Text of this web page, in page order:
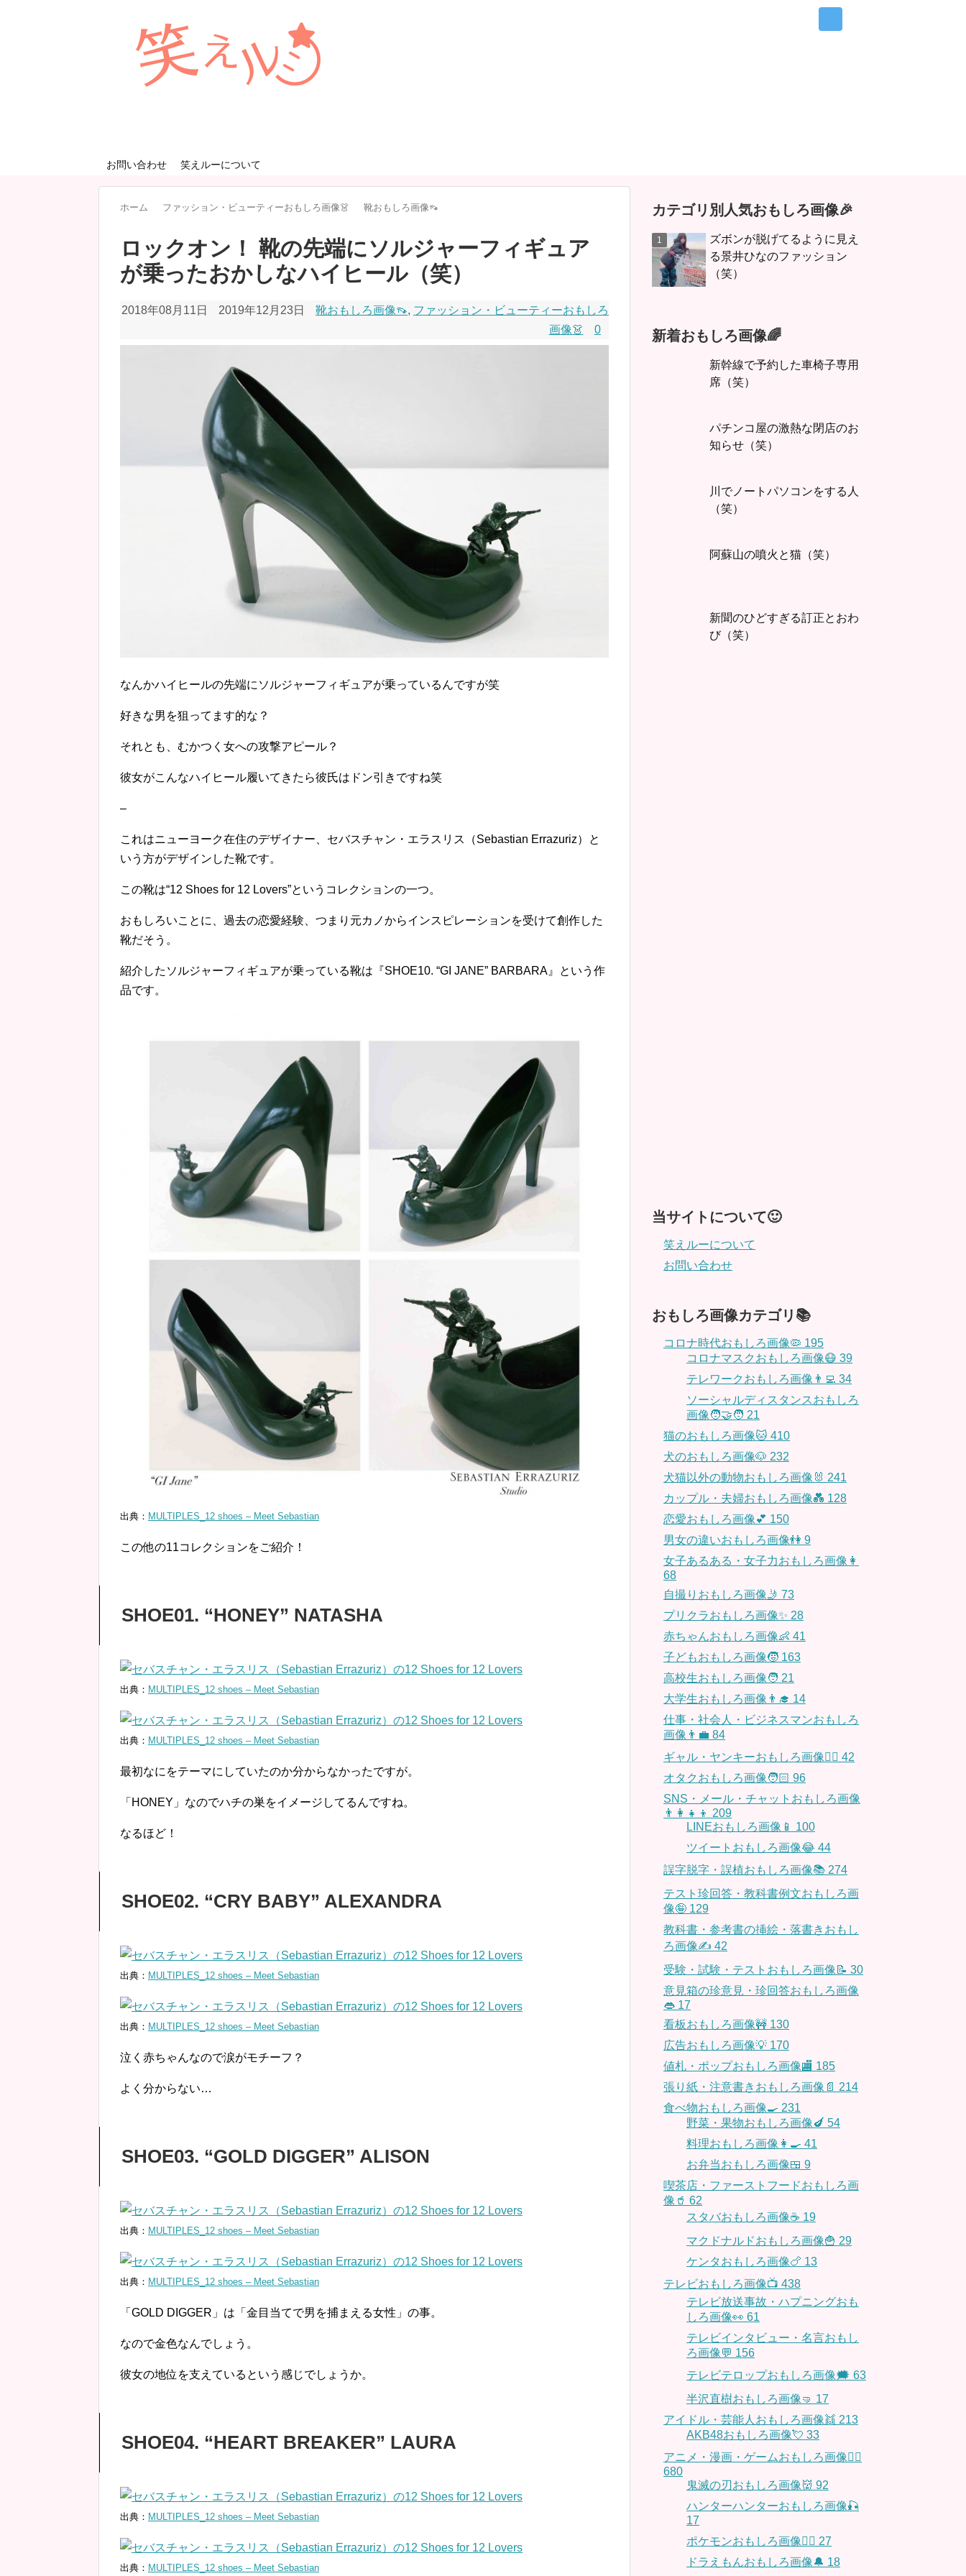
お問い合わせ 笑えルーについて
ホーム ファッション・ビューティーおもしろ画像👗 靴おもしろ画像👡
ロックオン！ 靴の先端にソルジャーフィギュア
が乗ったおかしなハイヒール（笑）
2018年08月11日 2019年12月23日 靴おもしろ画像👡, ファッション・ビューティーおもしろ
画像👗
0
なんかハイヒールの先端にソルジャーフィギュアが乗っているんですが笑
好きな男を狙ってます的な？
それとも、むかつく女への攻撃アピール？
彼女がこんなハイヒール履いてきたら彼氏はドン引きですね笑
–
これはニューヨーク在住のデザイナー、セバスチャン・エラスリス（Sebastian Errazuriz）と
いう方がデザインした靴です。
この靴は“12 Shoes for 12 Lovers”というコレクションの一つ。
おもしろいことに、過去の恋愛経験、つまり元カノからインスピレーションを受けて創作した
靴だそう。
紹介したソルジャーフィギュアが乗っている靴は『SHOE10. “GI JANE” BARBARA』という作
品です。
出典： MULTIPLES_12 shoes – Meet Sebastian
この他の11コレクションをご紹介！
SHOE01. “HONEY” NATASHA
出典： MULTIPLES_12 shoes – Meet Sebastian
出典： MULTIPLES_12 shoes – Meet Sebastian
最初なにをテーマにしていたのか分からなかったですが。
「HONEY」なのでハチの巣をイメージしてるんですね。
なるほど！
SHOE02. “CRY BABY” ALEXANDRA
出典： MULTIPLES_12 shoes – Meet Sebastian
出典： MULTIPLES_12 shoes – Meet Sebastian
泣く赤ちゃんなので涙がモチーフ？
よく分からない…
SHOE03. “GOLD DIGGER” ALISON
出典： MULTIPLES_12 shoes – Meet Sebastian
出典： MULTIPLES_12 shoes – Meet Sebastian
「GOLD DIGGER」は「金目当てで男を捕まえる女性」の事。
なので金色なんでしょう。
彼女の地位を支えているという感じでしょうか。
SHOE04. “HEART BREAKER” LAURA
出典： MULTIPLES_12 shoes – Meet Sebastian
出典： MULTIPLES_12 shoes – Meet Sebastian
カテゴリ別人気おもしろ画像🎉
ズボンが脱げてるように見え
る景井ひなのファッション
（笑）
新着おもしろ画像🌈
新幹線で予約した車椅子専用
席（笑）
パチンコ屋の激熱な閉店のお
知らせ（笑）
川でノートパソコンをする人
（笑）
阿蘇山の噴火と猫（笑）
新聞のひどすぎる訂正とおわ
び（笑）
当サイトについて🙂
笑えルーについて
お問い合わせ
おもしろ画像カテゴリ📚
コロナ時代おもしろ画像🦠 195
コロナマスクおもしろ画像😷 39
テレワークおもしろ画像👨‍💻 34
ソーシャルディスタンスおもしろ
画像🧑‍🤝‍🧑 21
猫のおもしろ画像🐱 410
犬のおもしろ画像🐶 232
犬猫以外の動物おもしろ画像🐰 241
カップル・夫婦おもしろ画像💑 128
恋愛おもしろ画像💕 150
男女の違いおもしろ画像👫 9
女子あるある・女子力おもしろ画像👩
68
自撮りおもしろ画像🤳 73
プリクラおもしろ画像✨ 28
赤ちゃんおもしろ画像👶 41
子どもおもしろ画像🧒 163
高校生おもしろ画像🧑 21
大学生おもしろ画像👨‍🎓 14
仕事・社会人・ビジネスマンおもしろ
画像👨‍💼 84
ギャル・ヤンキーおもしろ画像👱‍♀️ 42
オタクおもしろ画像🧑🏻 96
SNS・メール・チャットおもしろ画像
👨‍👩‍👧‍👦 209
LINEおもしろ画像📱 100
ツイートおもしろ画像😂 44
誤字脱字・誤植おもしろ画像📚 274
テスト珍回答・教科書例文おもしろ画
像🤪 129
教科書・参考書の挿絵・落書きおもし
ろ画像✍️ 42
受験・試験・テストおもしろ画像📝 30
意見箱の珍意見・珍回答おもしろ画像
👄 17
看板おもしろ画像🚧 130
広告おもしろ画像💡 170
値札・ポップおもしろ画像🏬 185
張り紙・注意書きおもしろ画像📄 214
食べ物おもしろ画像🍳 231
野菜・果物おもしろ画像🍆 54
料理おもしろ画像👩‍🍳 41
お弁当おもしろ画像🍱 9
喫茶店・ファーストフードおもしろ画
像🥤 62
スタバおもしろ画像☕️ 19
マクドナルドおもしろ画像🍟 29
ケンタおもしろ画像🍗 13
テレビおもしろ画像📺 438
テレビ放送事故・ハプニングおも
しろ画像👀 61
テレビインタビュー・名言おもし
ろ画像💬 156
テレビテロップおもしろ画像🗯 63
半沢直樹おもしろ画像🤜 17
アイドル・芸能人おもしろ画像👯 213
AKB48おもしろ画像💘 33
アニメ・漫画・ゲームおもしろ画像🧚‍♀️
680
鬼滅の刃おもしろ画像👹 92
ハンターハンターおもしろ画像🎣
17
ポケモンおもしろ画像🤹‍♂️ 27
ドラえもんおもしろ画像🔔 18